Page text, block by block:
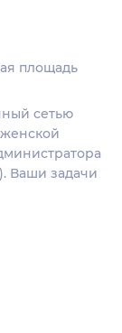
площадь
сетью
Ваши задачи